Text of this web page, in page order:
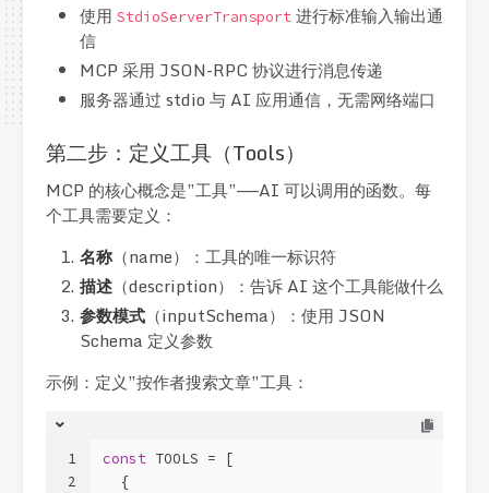
使用 StdioServerTransport进行标准输入输出通
信
MCP 采用 JSON-RPC 协议进行消息传递
服务器通过 stdio 与 AI 应用通信，无需网络端口
第二步：定义工具（Tools）
MCP 的核心概念是”工具”——AI 可以调用的函数。每
个工具需要定义：
名称（name）：工具的唯一标识符
描述（description）：告诉 AI 这个工具能做什么
参数模式（inputSchema）：使用 JSON
Schema 定义参数
示例：定义”按作者搜索文章”工具：
1
2
const TOOLS = [
  {